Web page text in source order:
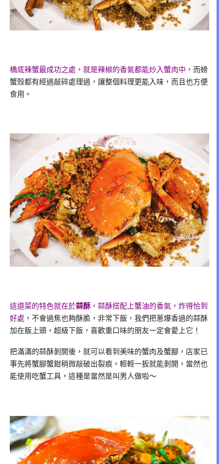
橋底辣蟹最成功之處，就是辣椒的香氣都能炒入蟹肉中 ，而螃
蟹殼都有經過敲碎處理過，讓整個料理更能入味，而且也方便
食用。
這道菜的特色就在於蒜酥，蒜酥搭配上蟹油的香氣，炸得恰到
好處 ，不會過焦也夠酥脆，非常下飯，我們把蔥爆香過的蒜酥
加在飯上頭，超級下飯，喜歡重口味的朋友一定會愛上它！
把滿滿的蒜酥剝開後，就可以看到美味的蟹肉及蟹腳，店家已
事先將蟹腳蟹鉗稍微敲破出裂痕，輕輕一扳就能剝開，當然也
能使用吃蟹工具，這種是當然是叫男人做啦～